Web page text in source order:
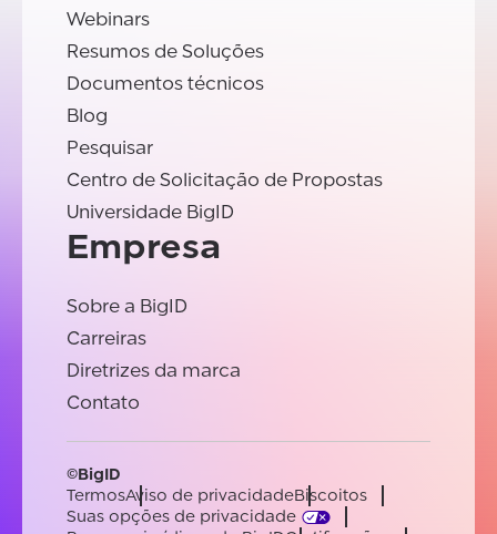
Webinars
Resumos de Soluções
Documentos técnicos
Blog
Pesquisar
Centro de Solicitação de Propostas
Universidade BigID
Empresa
Sobre a BigID
Carreiras
Diretrizes da marca
Contato
©BigID
TermosAviso de privacidadeBiscoitos
Suas opções de privacidade